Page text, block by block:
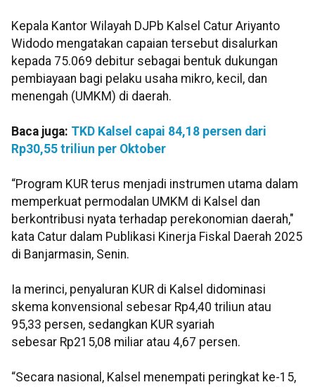
Kepala Kantor Wilayah DJPb Kalsel Catur Ariyanto
Widodo mengatakan capaian tersebut disalurkan
kepada 75.069 debitur sebagai bentuk dukungan
pembiayaan bagi pelaku usaha mikro, kecil, dan
menengah (UMKM) di daerah.
Baca juga: TKD Kalsel capai 84,18 persen dari
Rp30,55 triliun per Oktober
“Program KUR terus menjadi instrumen utama dalam
memperkuat permodalan UMKM di Kalsel dan
berkontribusi nyata terhadap perekonomian daerah,"
kata Catur dalam Publikasi Kinerja Fiskal Daerah 2025
di Banjarmasin, Senin.
Ia merinci, penyaluran KUR di Kalsel didominasi
skema konvensional sebesar Rp4,40 triliun atau
95,33 persen, sedangkan KUR syariah
sebesar Rp215,08 miliar atau 4,67 persen.
“Secara nasional, Kalsel menempati peringkat ke-15,